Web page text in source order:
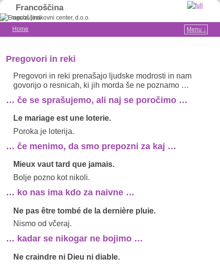
Francoščina
Home
Menu ↓
Pregovori in reki
Pregovori in reki prenašajo ljudske modrosti in nam
govorijo o resnicah, ki jih morda še ne poznamo …
… če se sprašujemo, ali naj se poročimo …
Le mariage est une loterie.
Poroka je loterija.
… če menimo, da smo prepozni za kaj …
Mieux vaut tard que jamais.
Bolje pozno kot nikoli.
… ko nas ima kdo za naivne …
Ne pas être tombé de la dernière pluie.
Nismo od včeraj.
… kadar se nikogar ne bojimo …
Ne craindre ni Dieu ni diable.